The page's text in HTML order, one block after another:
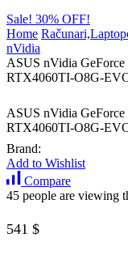
Sale! 30% OFF!
Home
nVidia
ASUS nVidia
RTX4060TI-O8G-
ASUS nVidia
RTX4060TI-O8G-
Brand:
Add to Wishlist
Compare
45 people are viewing
541 $